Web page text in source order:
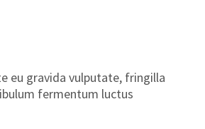
eu gravida vulputate, fringilla
fermentum luctus